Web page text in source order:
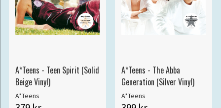
A*Teens - Teen Spirit (Solid
Beige Vinyl)
A*Teens
A*Teens - The Abba
Generation (Silver Vinyl)
A*Teens